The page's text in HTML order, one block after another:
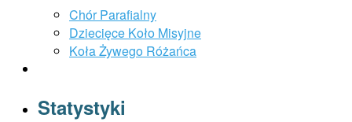
Chór Parafialny
Dziecięce Koło Misyjne
Koła Żywego Różańca
Statystyki